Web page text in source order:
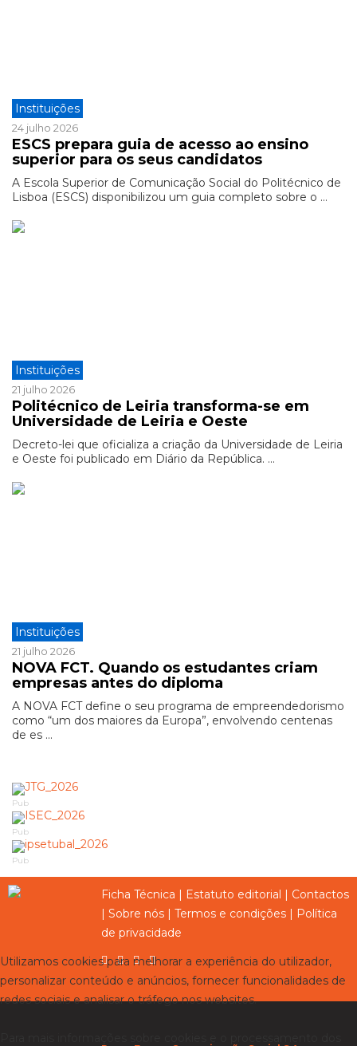
Instituições
24 julho 2026
ESCS prepara guia de acesso ao ensino
superior para os seus candidatos
A Escola Superior de Comunicação Social do Politécnico de
Lisboa (ESCS) disponibilizou um guia completo sobre o ...
Instituições
21 julho 2026
Politécnico de Leiria transforma-se em
Universidade de Leiria e Oeste
Decreto-lei que oficializa a criação da Universidade de Leiria
e Oeste foi publicado em Diário da República. ...
Instituições
21 julho 2026
NOVA FCT. Quando os estudantes criam
empresas antes do diploma
A NOVA FCT define o seu programa de empreendedorismo
como “um dos maiores da Europa”, envolvendo centenas
de es ...
Pub
Pub
Pub
Ficha Técnica | Estatuto editorial | Contactos
| Sobre nós | Termos e condições | Política
de privacidade
Utilizamos cookies para melhorar a experiência do utilizador,
personalizar conteúdo e anúncios, fornecer funcionalidades de
redes sociais e analisar o tráfego nos websites.